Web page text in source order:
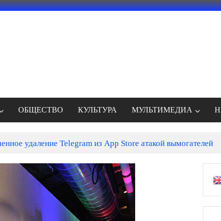
ОБЩЕСТВО КУЛЬТУРА МУЛЬТИМЕДИА
удаление Telegram из App Store атакой вымогателей